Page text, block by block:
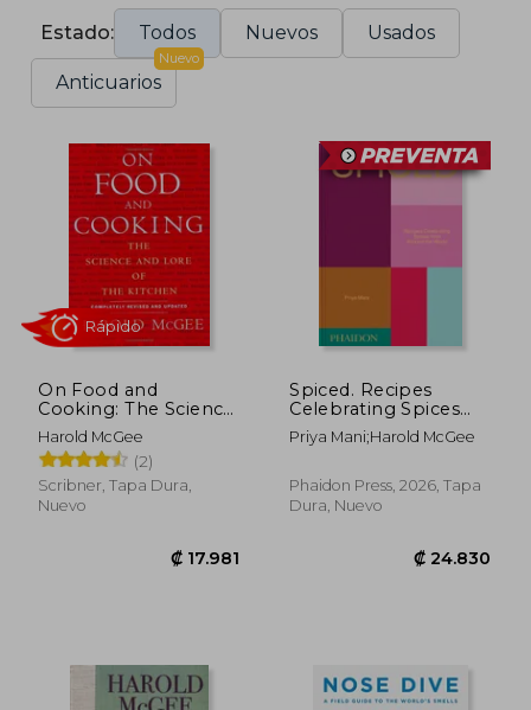
Estado: Todos Nuevos Usados
Anticuarios
Nuevo
On Food and
Cooking: The Science
and Lore of the
Kitchen (en Inglés)
Harold McGee
(2)
Scribner, Tapa Dura,
Nuevo
Rápido
Spiced. Recipes
Celebrating Spices
from Around the
World (en Inglés)
Priya Mani;Harold McGee
Phaidon Press, 2026, Tapa
Dura, Nuevo